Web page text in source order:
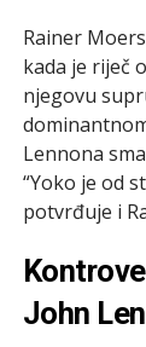
Rainer
kada je riječ
njegovu
Lennona
“Yoko je od
potvrđuje i
John